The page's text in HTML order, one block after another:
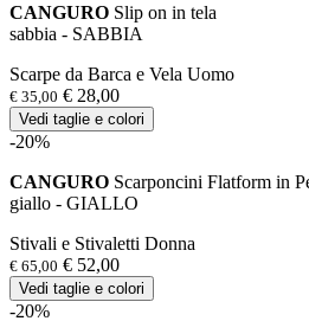
CANGURO Slip on in tela
sabbia - SABBIA
Scarpe da Barca e Vela Uomo
€ 35,00 € 28,00
Vedi taglie e colori
-20%
CANGURO Scarponcini Flatform in
giallo - GIALLO
Stivali e Stivaletti Donna
€ 65,00 € 52,00
Vedi taglie e colori
-20%